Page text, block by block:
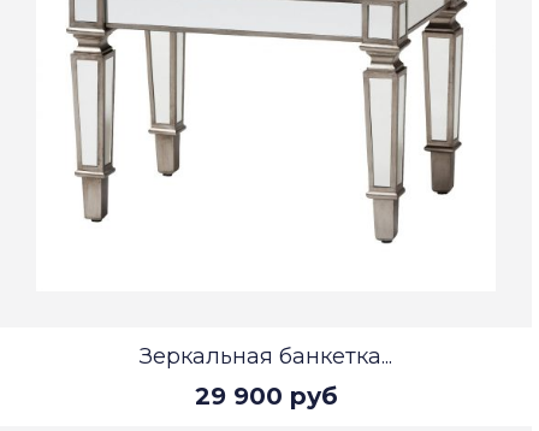
Зеркальная банкетка...
29 900 руб